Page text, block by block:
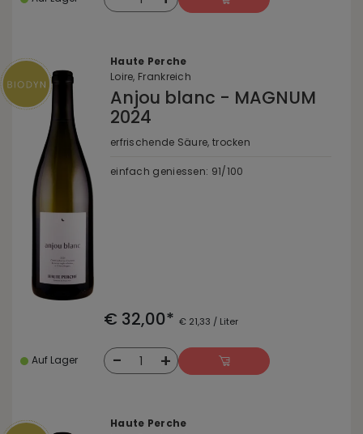
Haute Perche
Loire, Frankreich
Anjou blanc - MAGNUM
2024
erfrischende Säure, trocken
einfach geniessen: 91/100
€ 32,00* € 21,33 / Liter
Auf Lager - 1 +
Haute Perche